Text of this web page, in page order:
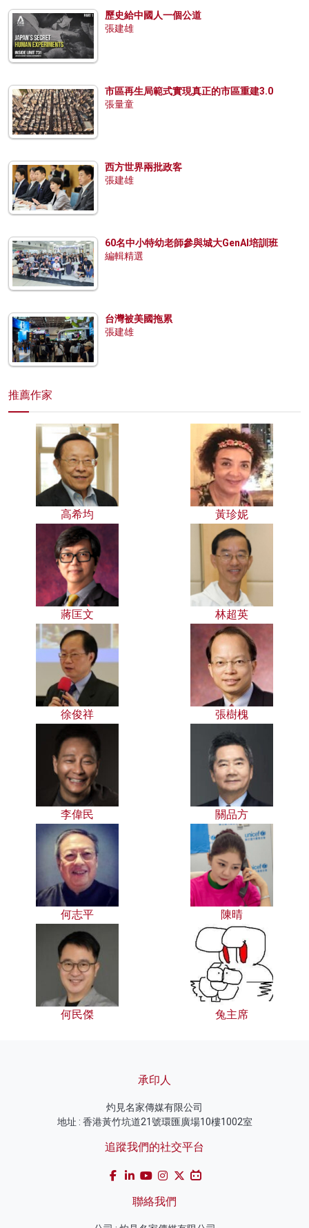
歷史給中國人一個公道
張建雄
市區再生局範式實現真正的市區重建3.0
張量童
西方世界兩批政客
張建雄
60名中小特幼老師參與城大GenAI培訓班
編輯精選
台灣被美國拖累
張建雄
推薦作家
高希均 黃珍妮
蔣匡文 林超英
徐俊祥 張樹槐
李偉民 關品方
何志平 陳晴
何民傑 兔主席
承印人
灼見名家傳媒有限公司
地址 : 香港黃竹坑道21號環匯廣場10樓1002室
追蹤我們的社交平台
聯絡我們